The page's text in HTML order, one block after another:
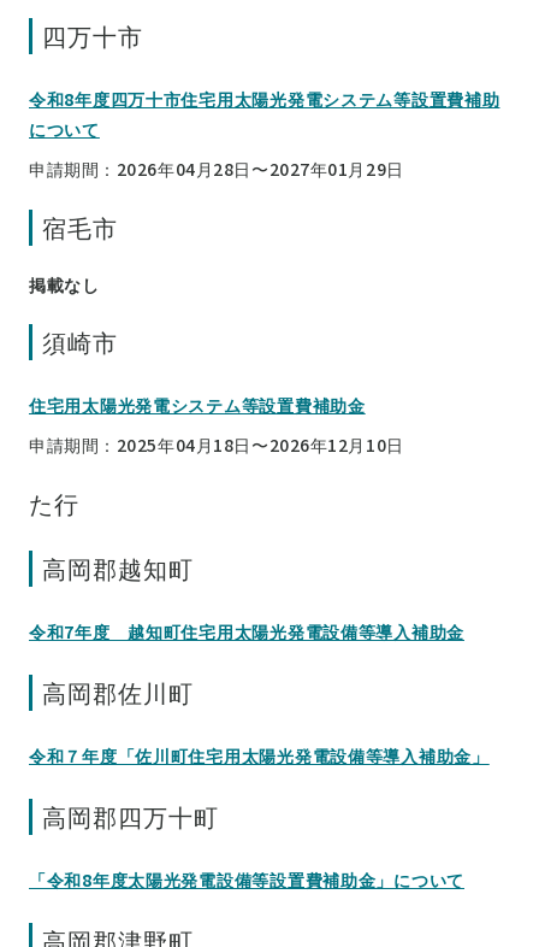
四万十市
令和8年度四万十市住宅用太陽光発電システム等設置費補助
について
申請期間：2026年04月28日〜2027年01月29日
宿毛市
掲載なし
須崎市
住宅用太陽光発電システム等設置費補助金
申請期間：2025年04月18日〜2026年12月10日
た行
高岡郡越知町
令和7年度 越知町住宅用太陽光発電設備等導入補助金
高岡郡佐川町
令和７年度「佐川町住宅用太陽光発電設備等導入補助金」
高岡郡四万十町
「令和8年度太陽光発電設備等設置費補助金」について
高岡郡津野町